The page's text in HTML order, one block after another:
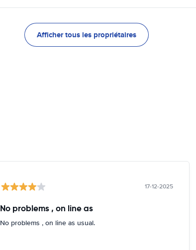
Afficher tous les propriétaires
17-12-2025
No problems , on line as
No problems , on line as usual.